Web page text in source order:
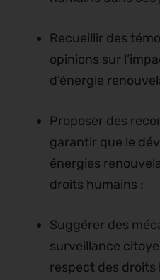
Recueillir des
opinions sur
d’énergie
Proposer des
garantir que le
énergies
droits humains ;
Suggérer des
surveillance
respect des droits